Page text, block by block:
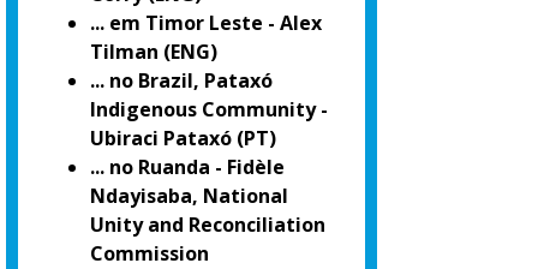
... em Timor Leste - Alex
Tilman (ENG)
... no Brazil, Pataxó
Indigenous Community -
Ubiraci Pataxó (PT)
... no Ruanda - Fidèle
Ndayisaba, National
Unity and Reconciliation
Commission